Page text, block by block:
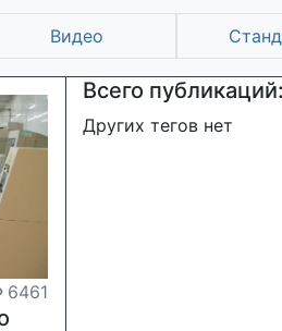
Видео
6461
Всего
Других тегов нет